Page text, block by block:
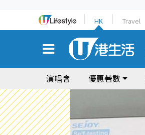
HK Travel
演唱會 優惠著數